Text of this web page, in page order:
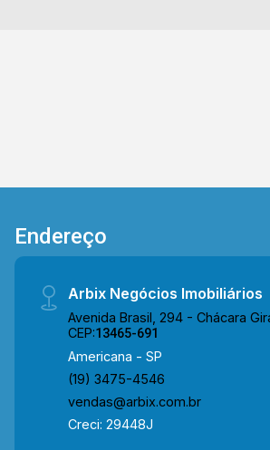
Endereço
Arbix Negócios Imobiliários
Avenida Brasil, 294 - Chácara
CEP:13465-691
Americana - SP
(19) 3475-4546
vendas@arbix.com.br
Creci: 29448J